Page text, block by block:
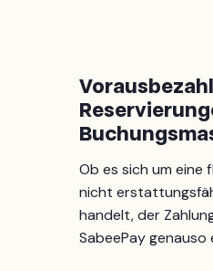
Ob es sich um eine
nicht
handelt, der
SabeePay genauso